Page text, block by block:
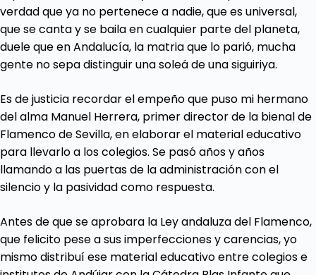
verdad que ya no pertenece a nadie, que es universal,
que se canta y se baila en cualquier parte del planeta,
duele que en Andalucía, la matria que lo parió, mucha
gente no sepa distinguir una soleá de una siguiriya.
Es de justicia recordar el empeño que puso mi hermano
del alma Manuel Herrera, primer director de la bienal de
Flamenco de Sevilla, en elaborar el material educativo
para llevarlo a los colegios. Se pasó años y años
llamando a las puertas de la administración con el
silencio y la pasividad como respuesta.
Antes de que se aprobara la Ley andaluza del Flamenco,
que felicito pese a sus imperfecciones y carencias, yo
mismo distribuí ese material educativo entre colegios e